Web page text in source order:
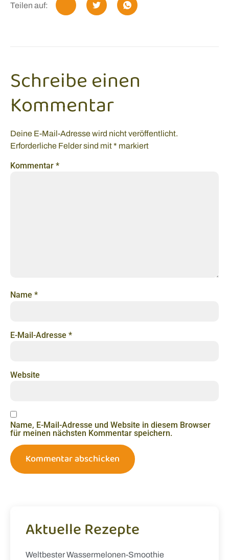
Teilen auf:
Schreibe einen
Kommentar
Deine E-Mail-Adresse wird nicht veröffentlicht.
Erforderliche Felder sind mit* markiert
Kommentar *
Name *
E-Mail-Adresse *
Website
Name, E-Mail-Adresse und Website in diesem Browser
für meinen nächsten Kommentar speichern.
Aktuelle Rezepte
Weltbester Wassermelonen-Smoothie